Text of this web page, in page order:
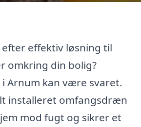
efter effektiv løsning til
omkring din bolig?
Arnum kan være svaret.
installeret omfangsdræn
mod fugt og sikrer et